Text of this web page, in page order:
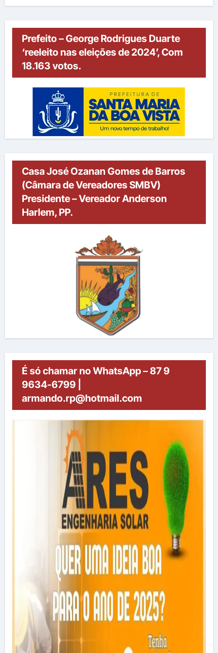
Prefeito – George Rodrigues Duarte
‘reeleito nas eleições de 2024’, Com
18.163 votos.
Casa José Ozanan Gomes de Barros
(Câmara de Vereadores SMBV)
Presidente – Vereador Anderson
Harlem, PP.
É só chamar no WhatsApp – 87 9
9634-6799 |
armando.rp@hotmail.com